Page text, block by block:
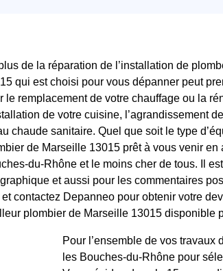
de la réparation de l’installation de
qui est choisi pour vous dépanner peut
le remplacement de votre chauffage ou la
de votre cuisine, l’agrandissement
chaude sanitaire. Quel que soit le type
de Marseille 13015 prêt à vous venir
du-Rhône et le moins cher de tous. Il
et aussi pour les commentaires
et contactez Depanneo pour obtenir votre
plombier de Marseille 13015 disponible
Pour l’ensemble de vos travaux
les Bouches-du-Rhône pour